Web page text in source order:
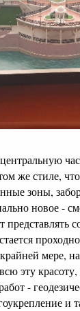
же стиле,
зоны,
новое -
представлять
мере,
эту
-
и